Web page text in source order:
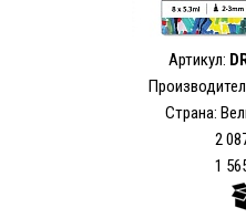
Артикул:
Страна:
2
1